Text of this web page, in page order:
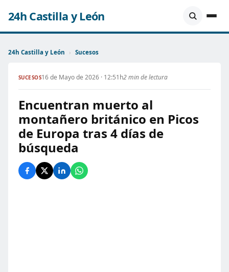
24h Castilla y León
24h Castilla y León › Sucesos
SUCESOS16 de Mayo de 2026 · 12:51h2 min de lectura
Encuentran muerto al
montañero británico en Picos
de Europa tras 4 días de
búsqueda